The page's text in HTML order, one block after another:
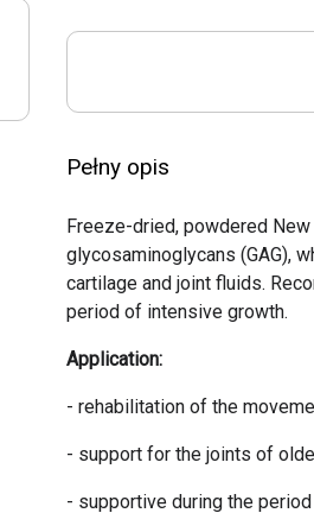
Pola
Pełny opis
Freeze-dried, powdered
glycosaminoglycans (GAG),
cartilage and joint fluids.
period of intensive growth.
Application:
- rehabilitation of the
- support for the joints of
- supportive during the